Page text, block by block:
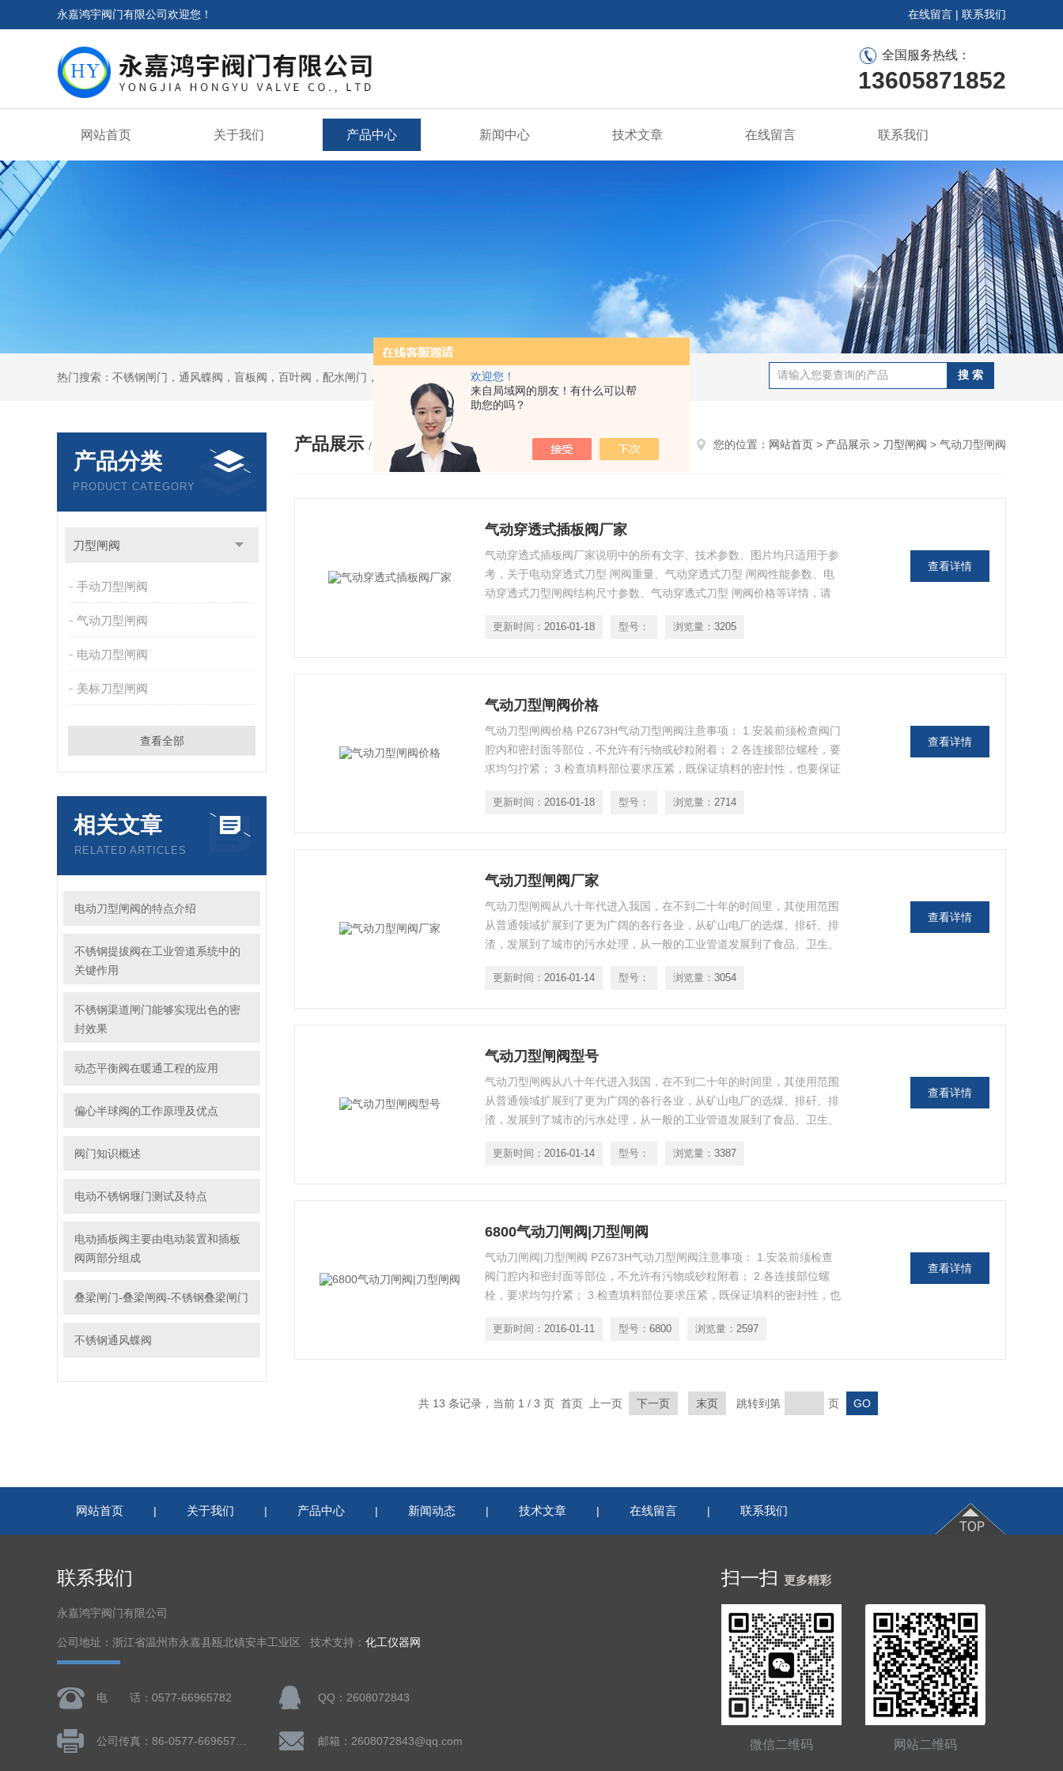
欢迎您！
来自局域网的朋友！有什么可以帮
助您的吗？
永嘉鸿宇阀门有限公司欢迎您！ 在线留言 | 联系我们
全国服务热线：
13605871852
网站首页 关于我们 产品中心 新闻中心 技术文章 在线留言 联系我们
热门搜索：不锈钢闸门，通风蝶阀，盲板阀，百叶阀，配水闸门，套筒排泥阀，渠道闸门，分料阀
产品分类
PRODUCT CATEGORY
刀型闸阀
手动刀型闸阀
气动刀型闸阀
电动刀型闸阀
美标刀型闸阀
查看全部
相关文章
RELATED ARTICLES
电动刀型闸阀的特点介绍
不锈钢提拔阀在工业管道系统中的
关键作用
不锈钢渠道闸门能够实现出色的密
封效果
动态平衡阀在暖通工程的应用
偏心半球阀的工作原理及优点
阀门知识概述
电动不锈钢堰门测试及特点
电动插板阀主要由电动装置和插板
阀两部分组成
叠梁闸门-叠梁闸阀-不锈钢叠梁闸门
不锈钢通风蝶阀
产品展示 / PRODUCTS 您的位置： 网站首页 > 产品展示 > 刀型闸阀 > 气动刀型闸阀
气动穿透式插板阀厂家
气动穿透式插板阀厂家说明中的所有文字、技术参数、图片均只适用于参
考，关于电动穿透式刀型 闸阀重量、气动穿透式刀型 闸阀性能参数、电
动穿透式刀型闸阀结构尺寸参数、气动穿透式刀型 闸阀价格等详情，请
更新时间： 2016-01-18 型号： 浏览量： 3205
查看详情
气动刀型闸阀价格
气动刀型闸阀价格 PZ673H气动刀型闸阀注意事项： 1.安装前须检查阀门
腔内和密封面等部位，不允许有污物或砂粒附着； 2.各连接部位螺栓，要
求均匀拧紧； 3.检查填料部位要求压紧，既保证填料的密封性，也要保证
更新时间： 2016-01-18 型号： 浏览量： 2714
查看详情
气动刀型闸阀厂家
气动刀型闸阀从八十年代进入我国，在不到二十年的时间里，其使用范围
从普通领域扩展到了更为广阔的各行各业，从矿山电厂的选煤、排矸、排
渣，发展到了城市的污水处理，从一般的工业管道发展到了食品、卫生、
更新时间： 2016-01-14 型号： 浏览量： 3054
查看详情
气动刀型闸阀型号
气动刀型闸阀从八十年代进入我国，在不到二十年的时间里，其使用范围
从普通领域扩展到了更为广阔的各行各业，从矿山电厂的选煤、排矸、排
渣，发展到了城市的污水处理，从一般的工业管道发展到了食品、卫生、
更新时间： 2016-01-14 型号： 浏览量： 3387
查看详情
6800气动刀闸阀|刀型闸阀
气动刀闸阀|刀型闸阀 PZ673H气动刀型闸阀注意事项： 1.安装前须检查
阀门腔内和密封面等部位，不允许有污物或砂粒附着； 2.各连接部位螺
栓，要求均匀拧紧； 3.检查填料部位要求压紧，既保证填料的密封性，也
更新时间： 2016-01-11 型号： 6800 浏览量： 2597
查看详情
共 13 条记录，当前 1 / 3 页 首页 上一页 下一页 末页 跳转到第 页
网站首页 | 关于我们 | 产品中心 | 新闻动态 | 技术文章 | 在线留言 | 联系我们
联系我们
永嘉鸿宇阀门有限公司
公司地址：浙江省温州市永嘉县瓯北镇安丰工业区 技术支持： 化工仪器网
电 话：0577-66965782 QQ：2608072843
邮箱：2608072843@qq.com
扫一扫 更多精彩
微信二维码 网站二维码